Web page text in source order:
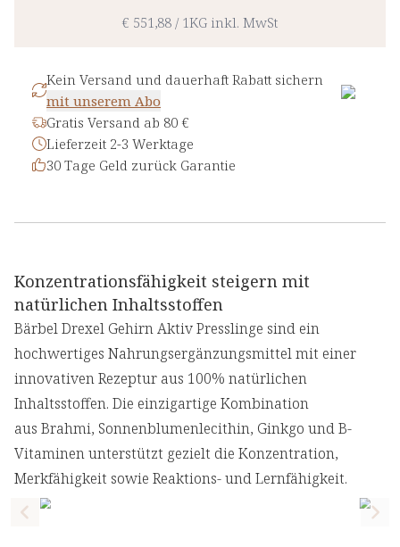
€ 551,88 / 1KG inkl. MwSt
Kein Versand und dauerhaft Rabatt sichern
mit unserem Abo
Gratis Versand ab 80 €
Lieferzeit 2-3 Werktage
30 Tage Geld zurück Garantie
Konzentrationsfähigkeit steigern mit
natürlichen Inhaltsstoffen
Bärbel Drexel Gehirn Aktiv Presslinge sind ein
hochwertiges Nahrungsergänzungsmittel mit einer
innovativen Rezeptur aus 100% natürlichen
Inhaltsstoffen. Die einzigartige Kombination
aus Brahmi, Sonnenblumenlecithin, Ginkgo und B-
Vitaminen unterstützt gezielt die Konzentration,
Merkfähigkeit sowie Reaktions- und Lernfähigkeit.
Previous slide